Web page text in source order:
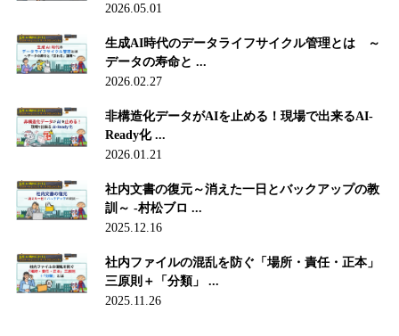
2026.05.01
生成AI時代のデータライフサイクル管理とは ～
データの寿命と ...
2026.02.27
非構造化データがAIを止める！現場で出来るAI-
Ready化 ...
2026.01.21
社内文書の復元～消えた一日とバックアップの教
訓～ -村松ブロ ...
2025.12.16
社内ファイルの混乱を防ぐ「場所・責任・正本」
三原則＋「分類」 ...
2025.11.26